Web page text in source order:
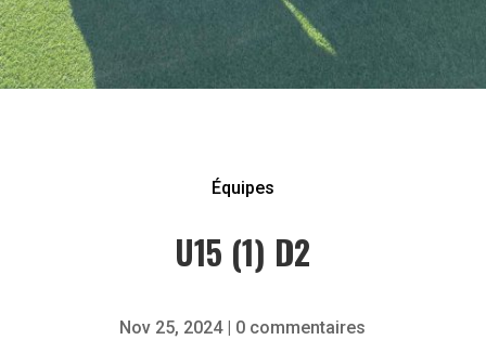
Équipes
U15 (1) D2
Nov 25, 2024| 0 commentaires